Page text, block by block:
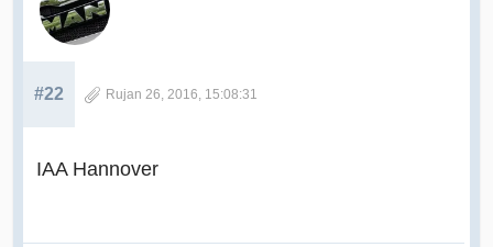
#22 Rujan 26, 2016, 15:08:31
IAA Hannover